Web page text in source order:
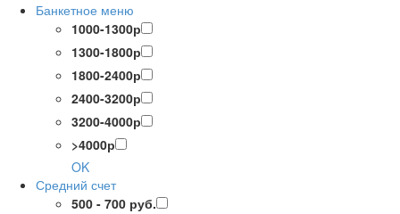
Банкетное меню
1000-1300р
1300-1800р
1800-2400р
2400-3200р
3200-4000р
>4000р
OK
Средний счет
500 - 700 руб.